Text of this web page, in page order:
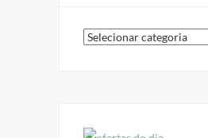
Categorias